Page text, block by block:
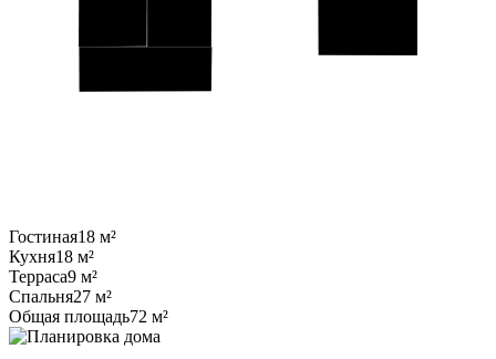
Гостиная18 м²
Кухня18 м²
Терраса9 м²
Спальня27 м²
Общая площадь72 м²